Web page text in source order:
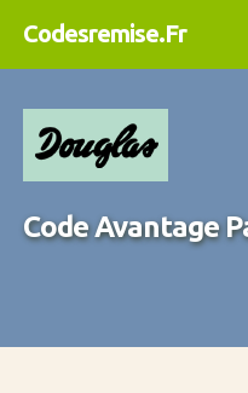
Codesremise.Fr
Code Avantage